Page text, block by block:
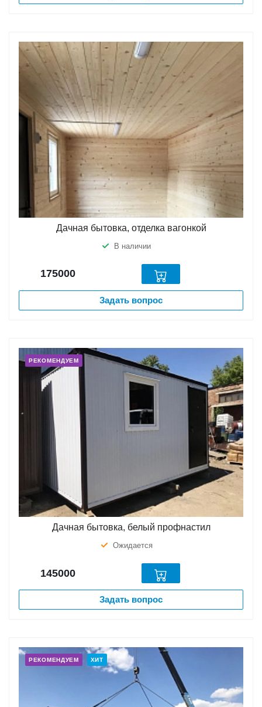
Дачная бытовка, отделка вагонкой
В наличии
175000
Задать вопрос
РЕКОМЕНДУЕМ
Дачная бытовка, белый профнастил
Ожидается
145000
Задать вопрос
РЕКОМЕНДУЕМ ХИТ